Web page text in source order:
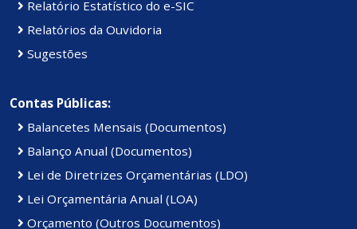
Relatório Estatístico do e-SIC
Relatórios da Ouvidoria
Sugestões
Contas Públicas:
Balancetes Mensais (Documentos)
Balanço Anual (Documentos)
Lei de Diretrizes Orçamentárias (LDO)
Lei Orçamentária Anual (LOA)
Orçamento (Outros Documentos)